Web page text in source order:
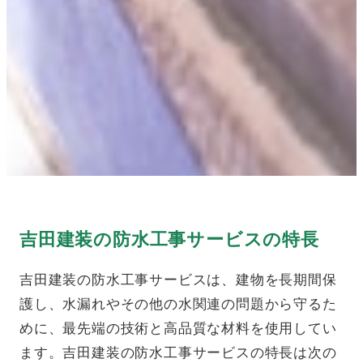
吉田建装の防水工事サービスの特長
吉田建装の防水工事サービスは、建物を長期間保
護し、水漏れやその他の水関連の問題から守るた
めに、最先端の技術と高品質な材料を使用してい
ます。吉田建装の防水工事サービスの特長は次の